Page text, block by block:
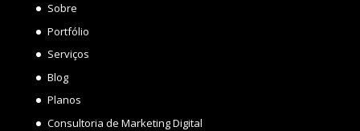
Sobre
Portfólio
Serviços
Blog
Planos
Consultoria de Marketing Digital